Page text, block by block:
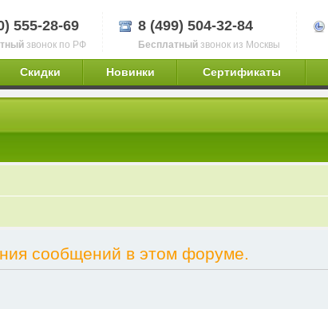
555-28-69
звонок по РФ
8 (499) 504-32-84
Бесплатный звонок из Москвы
Скидки Новинки Сертификаты
сообщений в этом форуме.